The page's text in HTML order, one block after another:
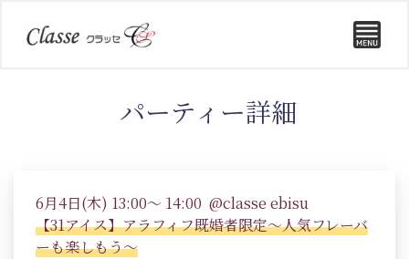
パーティー詳細
6月4日(木) 13:00～ 14:00 @classe ebisu
【31アイス】アラフィフ既婚者限定～人気フレーバ
ーも楽しもう〜